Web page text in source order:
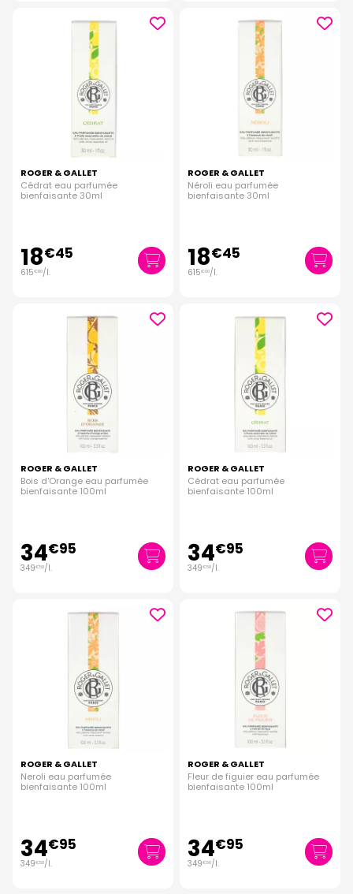
ROGER & GALLET
Cédrat eau parfumée
bienfaisante 30ml
18€45
615€00/l.
ROGER & GALLET
Néroli eau parfumée
bienfaisante 30ml
18€45
615€00/l.
ROGER & GALLET
Bois d'Orange eau parfumée
bienfaisante 100ml
34€95
349€50/l.
ROGER & GALLET
Cédrat eau parfumée
bienfaisante 100ml
34€95
349€50/l.
ROGER & GALLET
Neroli eau parfumée
bienfaisante 100ml
34€95
349€50/l.
ROGER & GALLET
Fleur de figuier eau parfumée
bienfaisante 100ml
34€95
349€50/l.